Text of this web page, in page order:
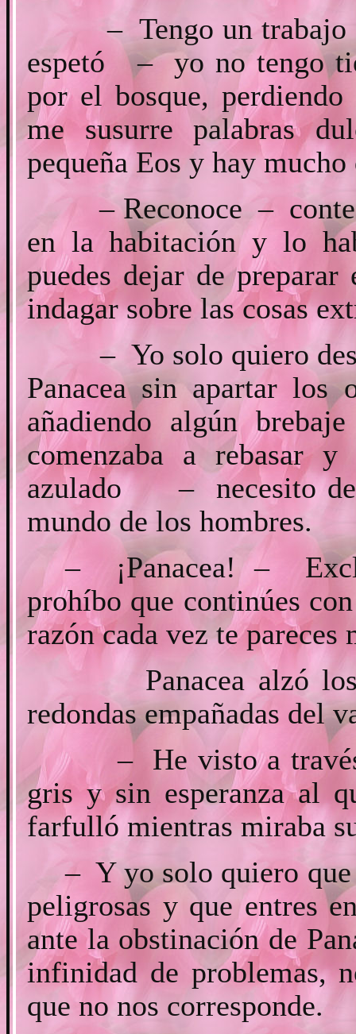
– Tengo un trabajo
espetó – yo no tengo
por el bosque,
me susurre palabras
pequeña Eos y hay mucho
– Reconoce –
en la habitación y lo
puedes dejar de preparar
indagar sobre las cosas
– Yo solo quiero
Panacea sin apartar los
añadiendo algún
comenzaba a rebasar
azulado – necesito
mundo de los hombres.
– ¡Panacea! –
prohíbo que continúes
razón cada vez te pareces
Panacea alzó los
redondas empañadas del
– He visto a través
gris y sin esperanza al
farfulló mientras miraba
– Y yo solo quiero
peligrosas y que entres
ante la obstinación de
infinidad de problemas,
que no nos corresponde.